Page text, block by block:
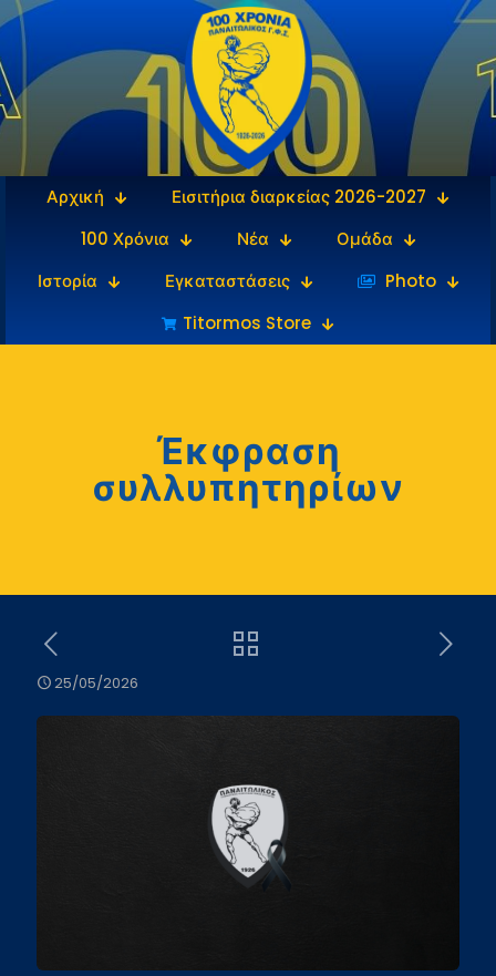
Αρχική
Εισιτήρια διαρκείας 2026-2027
100 Χρόνια
Νέα
Ομάδα
Ιστορία
Εγκαταστάσεις
‎‏‏‎ ‎Photo
Titormos Store
Έκφραση
συλλυπητηρίων
25/05/2026